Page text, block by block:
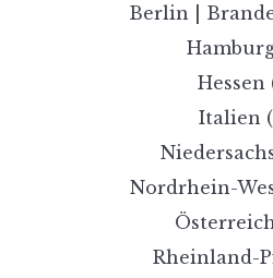
Berlin |
Hessen
Italien
Nordrhein-
Österreich
Rheinland-